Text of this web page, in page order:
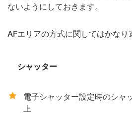
ないようにしておきます。
AFエリアの方式に関してはかなり
シャッター
電子シャッター設定時のシャ
上